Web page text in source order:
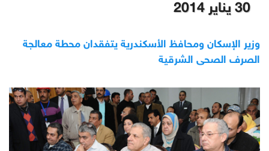
30 يناير 2014
وزير الإسكان ومحافظ الأسكندرية يتفقدان محطة معالجة
الصرف الصحى الشرقية